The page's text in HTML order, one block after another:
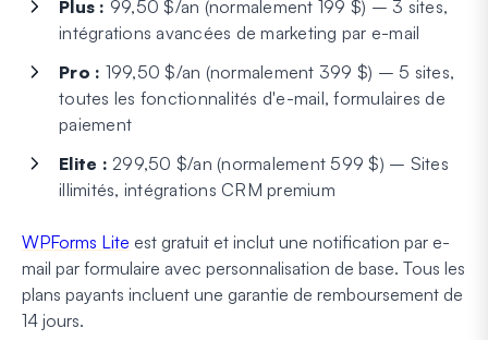
Plus : 99,50 $/an (normalement 199 $) – 3 sites,
intégrations avancées de marketing par e-mail
Pro : 199,50 $/an (normalement 399 $) – 5 sites,
toutes les fonctionnalités d'e-mail, formulaires de
paiement
Elite : 299,50 $/an (normalement 599 $) – Sites
illimités, intégrations CRM premium
WPForms Lite est gratuit et inclut une notification par e-
mail par formulaire avec personnalisation de base. Tous les
plans payants incluent une garantie de remboursement de
14 jours.